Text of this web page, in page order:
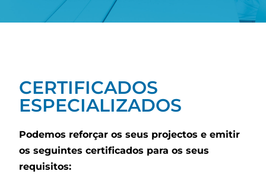
CERTIFICADOS
ESPECIALIZADOS
Podemos reforçar os seus projectos e emitir
os seguintes certificados para os seus
requisitos: